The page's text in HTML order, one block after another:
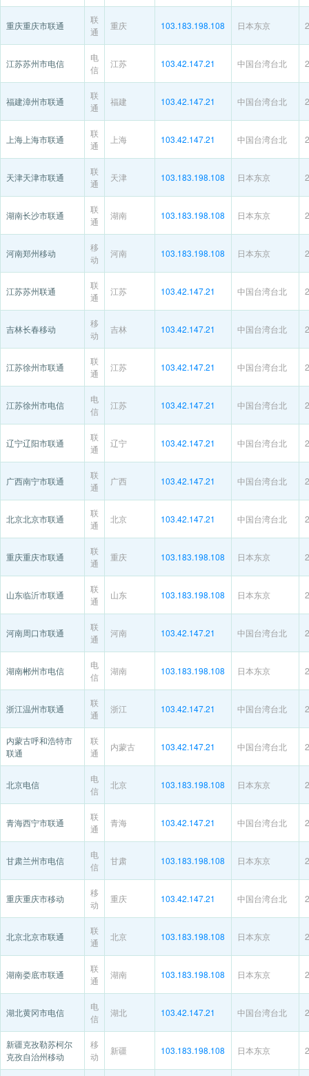
重庆重庆市联通
联
通
重庆 103.183.198.108 日本东京
江苏苏州市电信
电
信
江苏 103.42.147.21 中国台湾台北
福建漳州市联通
联
通
福建 103.42.147.21 中国台湾台北
上海上海市联通
联
通
上海 103.42.147.21 中国台湾台北
天津天津市联通
联
通
天津 103.183.198.108 日本东京
湖南长沙市联通
联
通
湖南 103.183.198.108 日本东京
河南郑州移动
移
动
河南 103.183.198.108 日本东京
江苏苏州联通
联
通
江苏 103.42.147.21 中国台湾台北
吉林长春移动
移
动
吉林 103.42.147.21 中国台湾台北
江苏徐州市联通
联
通
江苏 103.42.147.21 中国台湾台北
江苏徐州市电信
电
信
江苏 103.42.147.21 中国台湾台北
辽宁辽阳市联通
联
通
辽宁 103.42.147.21 中国台湾台北
广西南宁市联通
联
通
广西 103.42.147.21 中国台湾台北
北京北京市联通
联
通
北京 103.42.147.21 中国台湾台北
重庆重庆市联通
联
通
重庆 103.183.198.108 日本东京
山东临沂市联通
联
通
山东 103.183.198.108 日本东京
河南周口市联通
联
通
河南 103.42.147.21 中国台湾台北
湖南郴州市电信
电
信
湖南 103.183.198.108 日本东京
浙江温州市联通
联
通
浙江 103.42.147.21 中国台湾台北
内蒙古呼和浩特市
联通
联
通
内蒙古 103.42.147.21 中国台湾台北
北京电信
电
信
北京 103.183.198.108 日本东京
青海西宁市联通
联
通
青海 103.42.147.21 中国台湾台北
甘肃兰州市电信
电
信
甘肃 103.183.198.108 日本东京
重庆重庆市移动
移
动
重庆 103.42.147.21 中国台湾台北
北京北京市联通
联
通
北京 103.183.198.108 日本东京
湖南娄底市联通
联
通
湖南 103.183.198.108 日本东京
湖北黄冈市电信
电
信
湖北 103.42.147.21 中国台湾台北
新疆克孜勒苏柯尔
克孜自治州移动
移
动
新疆 103.183.198.108 日本东京